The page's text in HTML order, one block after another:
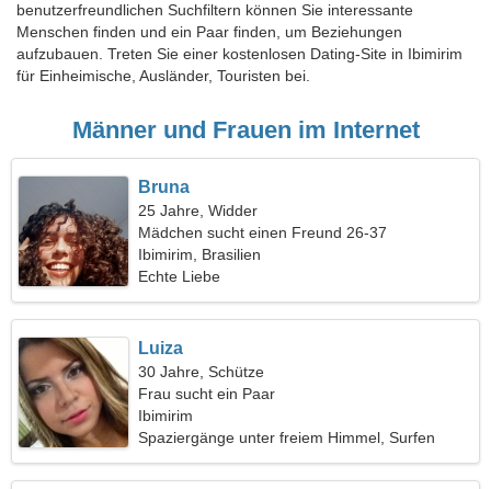
benutzerfreundlichen Suchfiltern können Sie interessante
Menschen finden und ein Paar finden, um Beziehungen
aufzubauen. Treten Sie einer kostenlosen Dating-Site in Ibimirim
für Einheimische, Ausländer, Touristen bei.
Männer und Frauen im Internet
Bruna
25 Jahre, Widder
Mädchen sucht einen Freund 26-37
Ibimirim, Brasilien
Echte Liebe
Luiza
30 Jahre, Schütze
Frau sucht ein Paar
Ibimirim
Spaziergänge unter freiem Himmel, Surfen